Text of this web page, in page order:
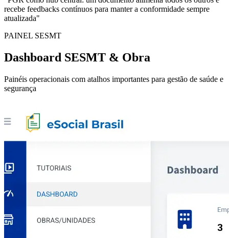
recebe feedbacks contínuos para manter a conformidade sempre
atualizada"
PAINEL SESMT
Dashboard SESMT & Obra
Painéis operacionais com atalhos importantes para gestão de saúde e
segurança